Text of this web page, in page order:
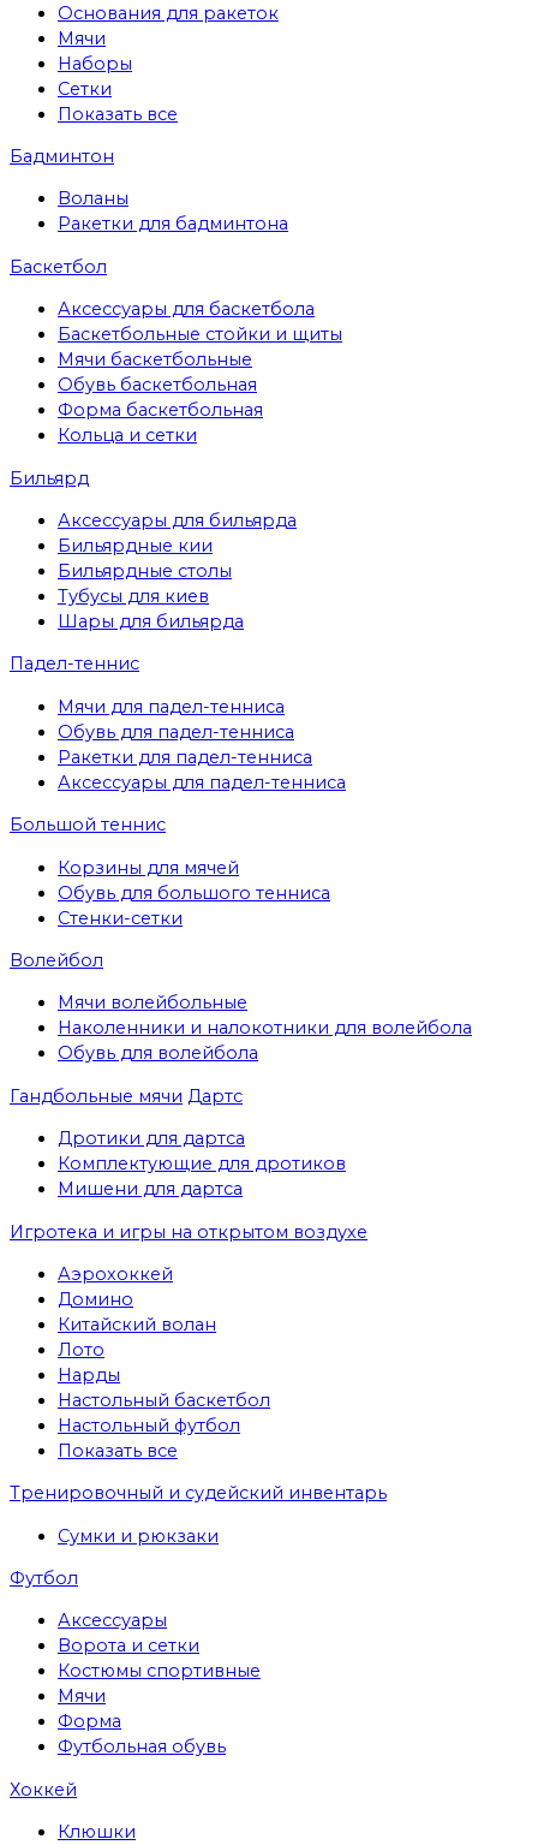
Основания для ракеток
Мячи
Наборы
Сетки
Показать все
Бадминтон
Воланы
Ракетки для бадминтона
Баскетбол
Аксессуары для баскетбола
Баскетбольные стойки и щиты
Мячи баскетбольные
Обувь баскетбольная
Форма баскетбольная
Кольца и сетки
Бильярд
Аксессуары для бильярда
Бильярдные кии
Бильярдные столы
Тубусы для киев
Шары для бильярда
Падел-теннис
Мячи для падел-тенниса
Обувь для падел-тенниса
Ракетки для падел-тенниса
Аксессуары для падел-тенниса
Большой теннис
Корзины для мячей
Обувь для большого тенниса
Стенки-сетки
Волейбол
Мячи волейбольные
Наколенники и налокотники для волейбола
Обувь для волейбола
Гандбольные мячи Дартс
Дротики для дартса
Комплектующие для дротиков
Мишени для дартса
Игротека и игры на открытом воздухе
Аэрохоккей
Домино
Китайский волан
Лото
Нарды
Настольный баскетбол
Настольный футбол
Показать все
Тренировочный и судейский инвентарь
Сумки и рюкзаки
Футбол
Аксессуары
Ворота и сетки
Костюмы спортивные
Мячи
Форма
Футбольная обувь
Хоккей
Клюшки